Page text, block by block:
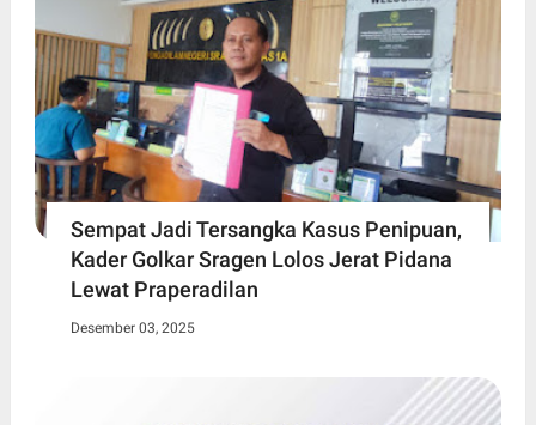
Sempat Jadi Tersangka Kasus Penipuan,
Kader Golkar Sragen Lolos Jerat Pidana
Lewat Praperadilan
Desember 03, 2025